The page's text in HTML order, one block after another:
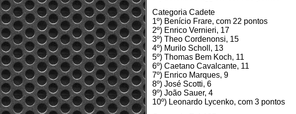
Categoria Cadete
1º) Benício Frare, com 22 pontos
2º) Enrico Vernieri, 17
3º) Theo Cordenonsi, 15
4º) Murilo Scholl, 13
5º) Thomas Bem Koch, 11
6º) Caetano Cavalcante, 11
7º) Enrico Marques, 9
8º) José Scotti, 6
9º) João Sauer, 4
10º) Leonardo Lycenko, com 3 pontos